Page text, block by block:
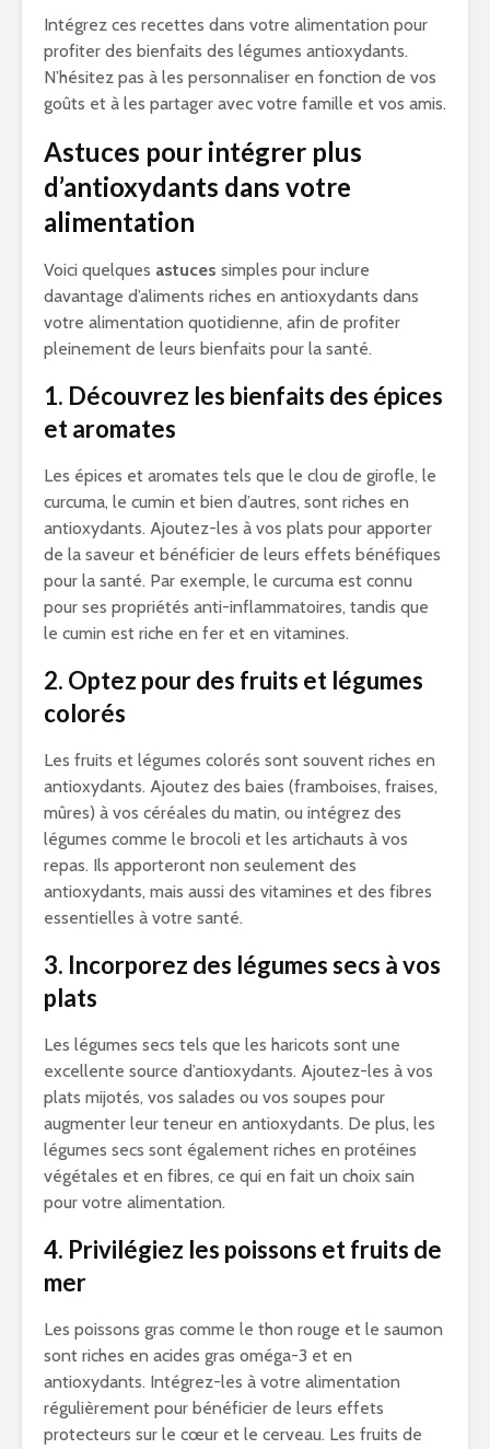
Intégrez ces recettes dans votre alimentation pour
profiter des bienfaits des légumes antioxydants.
N’hésitez pas à les personnaliser en fonction de vos
goûts et à les partager avec votre famille et vos amis.
Astuces pour intégrer plus
d’antioxydants dans votre
alimentation
Voici quelques astuces simples pour inclure
davantage d’aliments riches en antioxydants dans
votre alimentation quotidienne, afin de profiter
pleinement de leurs bienfaits pour la santé.
1. Découvrez les bienfaits des épices
et aromates
Les épices et aromates tels que le clou de girofle, le
curcuma, le cumin et bien d’autres, sont riches en
antioxydants. Ajoutez-les à vos plats pour apporter
de la saveur et bénéficier de leurs effets bénéfiques
pour la santé. Par exemple, le curcuma est connu
pour ses propriétés anti-inflammatoires, tandis que
le cumin est riche en fer et en vitamines.
2. Optez pour des fruits et légumes
colorés
Les fruits et légumes colorés sont souvent riches en
antioxydants. Ajoutez des baies (framboises, fraises,
mûres) à vos céréales du matin, ou intégrez des
légumes comme le brocoli et les artichauts à vos
repas. Ils apporteront non seulement des
antioxydants, mais aussi des vitamines et des fibres
essentielles à votre santé.
3. Incorporez des légumes secs à vos
plats
Les légumes secs tels que les haricots sont une
excellente source d’antioxydants. Ajoutez-les à vos
plats mijotés, vos salades ou vos soupes pour
augmenter leur teneur en antioxydants. De plus, les
légumes secs sont également riches en protéines
végétales et en fibres, ce qui en fait un choix sain
pour votre alimentation.
4. Privilégiez les poissons et fruits de
mer
Les poissons gras comme le thon rouge et le saumon
sont riches en acides gras oméga-3 et en
antioxydants. Intégrez-les à votre alimentation
régulièrement pour bénéficier de leurs effets
protecteurs sur le cœur et le cerveau. Les fruits de